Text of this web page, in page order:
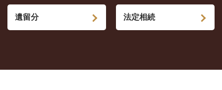
遺留分 法定相続